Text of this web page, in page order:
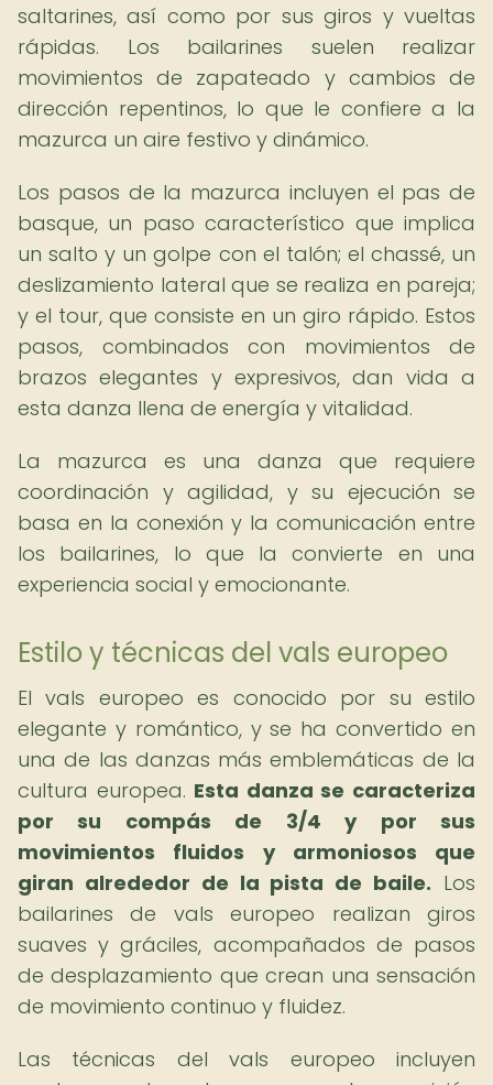
saltarines, así como por sus giros y vueltas
rápidas. Los bailarines suelen realizar
movimientos de zapateado y cambios de
dirección repentinos, lo que le confiere a la
mazurca un aire festivo y dinámico.
Los pasos de la mazurca incluyen el pas de
basque, un paso característico que implica
un salto y un golpe con el talón; el chassé, un
deslizamiento lateral que se realiza en pareja;
y el tour, que consiste en un giro rápido. Estos
pasos, combinados con movimientos de
brazos elegantes y expresivos, dan vida a
esta danza llena de energía y vitalidad.
La mazurca es una danza que requiere
coordinación y agilidad, y su ejecución se
basa en la conexión y la comunicación entre
los bailarines, lo que la convierte en una
experiencia social y emocionante.
Estilo y técnicas del vals europeo
El vals europeo es conocido por su estilo
elegante y romántico, y se ha convertido en
una de las danzas más emblemáticas de la
cultura europea. Esta danza se caracteriza
por su compás de 3/4 y por sus
movimientos fluidos y armoniosos que
giran alrededor de la pista de baile. Los
bailarines de vals europeo realizan giros
suaves y gráciles, acompañados de pasos
de desplazamiento que crean una sensación
de movimiento continuo y fluidez.
Las técnicas del vals europeo incluyen